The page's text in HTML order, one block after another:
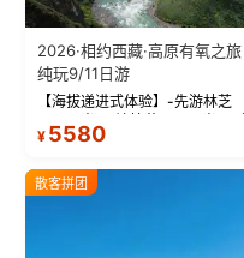
2026·相约西藏·高原有氧之旅
纯玩9/11日游
【海拔递进式体验】-先游林芝
(2900米)再访拉萨(3650米)，亲
测 99%游客零高反 。 【贴心保
反根本不是事儿 ！ 【无人机航
拍】-雪山/圣湖/...
¥ 5580
散客拼团